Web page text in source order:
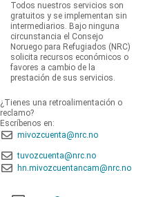
Todos nuestros servicios son
gratuitos y se implementan sin
intermediarios. Bajo ninguna
circunstancia el Consejo
Noruego para Refugiados (NRC)
solicita recursos económicos o
favores a cambio de la
prestación de sus servicios.
¿Tienes una retroalimentación o
reclamo?
Escríbenos en:
mivozcuenta@nrc.no
tuvozcuenta@nrc.no
hn.mivozcuentancam@nrc.no